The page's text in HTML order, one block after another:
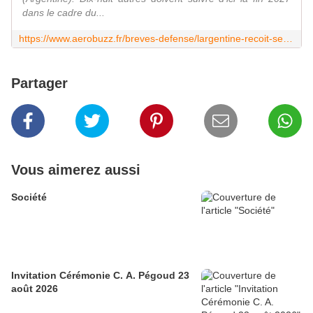
dans le cadre du...
Partager
Vous aimerez aussi
Société
Invitation Cérémonie C. A. Pégoud 23
août 2026